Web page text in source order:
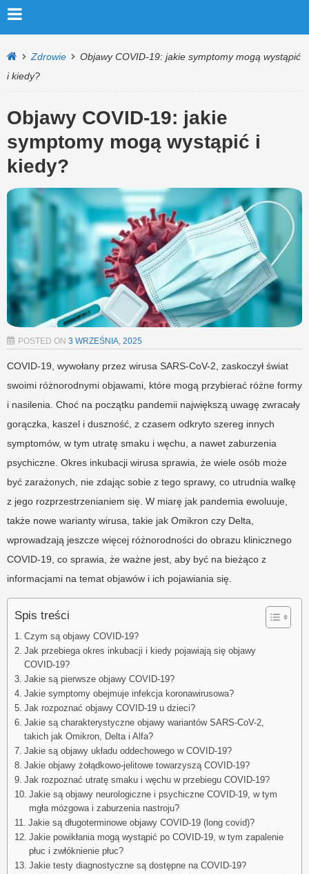
Zdrowie
Objawy COVID-19: jakie symptomy mogą wystąpić
i kiedy?
Objawy COVID-19: jakie
symptomy mogą wystąpić i
kiedy?
POSTED ON 3 WRZEŚNIA, 2025
COVID-19, wywołany przez wirusa SARS-CoV-2, zaskoczył świat
swoimi różnorodnymi objawami, które mogą przybierać różne formy
i nasilenia. Choć na początku pandemii największą uwagę zwracały
gorączka, kaszel i duszność, z czasem odkryto szereg innych
symptomów, w tym utratę smaku i węchu, a nawet zaburzenia
psychiczne. Okres inkubacji wirusa sprawia, że wiele osób może
być zarażonych, nie zdając sobie z tego sprawy, co utrudnia walkę
z jego rozprzestrzenianiem się. W miarę jak pandemia ewoluuje,
także nowe warianty wirusa, takie jak Omikron czy Delta,
wprowadzają jeszcze więcej różnorodności do obrazu klinicznego
COVID-19, co sprawia, że ważne jest, aby być na bieżąco z
informacjami na temat objawów i ich pojawiania się.
Spis treści
Czym są objawy COVID-19?
Jak przebiega okres inkubacji i kiedy pojawiają się objawy
COVID-19?
Jakie są pierwsze objawy COVID-19?
Jakie symptomy obejmuje infekcja koronawirusowa?
Jak rozpoznać objawy COVID-19 u dzieci?
Jakie są charakterystyczne objawy wariantów SARS-CoV-2,
takich jak Omikron, Delta i Alfa?
Jakie są objawy układu oddechowego w COVID-19?
Jakie objawy żołądkowo-jelitowe towarzyszą COVID-19?
Jak rozpoznać utratę smaku i węchu w przebiegu COVID-19?
Jakie są objawy neurologiczne i psychiczne COVID-19, w tym
mgła mózgowa i zaburzenia nastroju?
Jakie są długoterminowe objawy COVID-19 (long covid)?
Jakie powikłania mogą wystąpić po COVID-19, w tym zapalenie
płuc i zwłóknienie płuc?
Jakie testy diagnostyczne są dostępne na COVID-19?